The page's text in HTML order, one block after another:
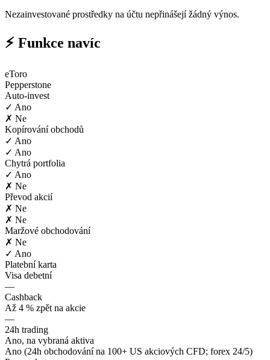
Nezainvestované prostředky na účtu nepřinášejí žádný výnos.
⚡ Funkce navíc
eToro
Pepperstone
Auto-invest
✓ Ano
✗ Ne
Kopírování obchodů
✓ Ano
✓ Ano
Chytrá portfolia
✓ Ano
✗ Ne
Převod akcií
✗ Ne
✗ Ne
Maržové obchodování
✗ Ne
✓ Ano
Platební karta
Visa debetní
—
Cashback
Až 4 % zpět na akcie
—
24h trading
Ano, na vybraná aktiva
Ano (24h obchodování na 100+ US akciových CFD; forex 24/5)